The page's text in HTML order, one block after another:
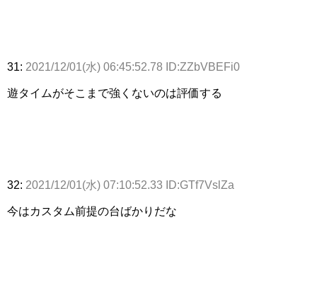
31: 2021/12/01(水) 06:45:52.78 ID:ZZbVBEFi0
遊タイムがそこまで強くないのは評価する
32: 2021/12/01(水) 07:10:52.33 ID:GTf7VslZa
今はカスタム前提の台ばかりだな